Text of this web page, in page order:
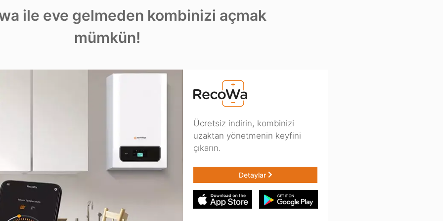
ile eve gelmeden kombinizi açmak
mümkün!
Ücretsiz indirin, kombinizi
uzaktan yönetmenin keyfini
çıkarın.
Detaylar